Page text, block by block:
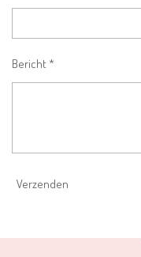
Bericht *
Verzenden